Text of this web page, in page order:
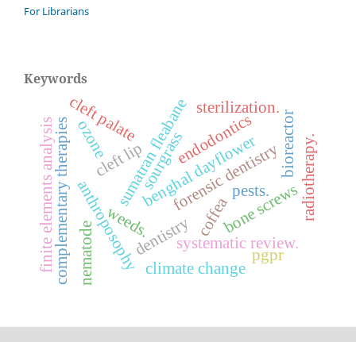
For Librarians
Keywords
benghal dayflower
sourgrass
sumatran fleabane
weeds.
anthroposophy
complementary therapies dentistry
forensic dentistry
systematic review.
bone screws
cleft lip
cleft palate
finite elements analysis ozone radiotherapy.
coffea
nematode
pests.
endodontics
sterilization.
climate change
bioreactor
pgpr